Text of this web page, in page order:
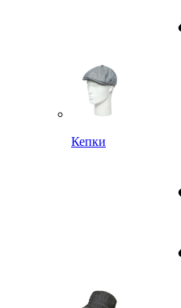
Кепки